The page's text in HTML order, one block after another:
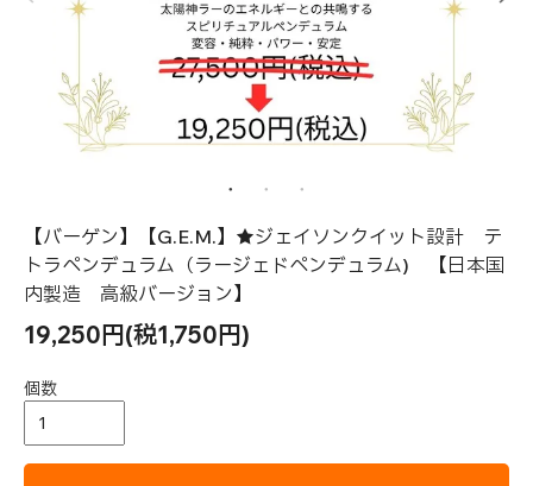
【バーゲン】【G.E.M.】★ジェイソンクイット設計 テ
トラペンデュラム（ラージェドペンデュラム) 【日本国
内製造 高級バージョン】
19,250円(税1,750円)
個数